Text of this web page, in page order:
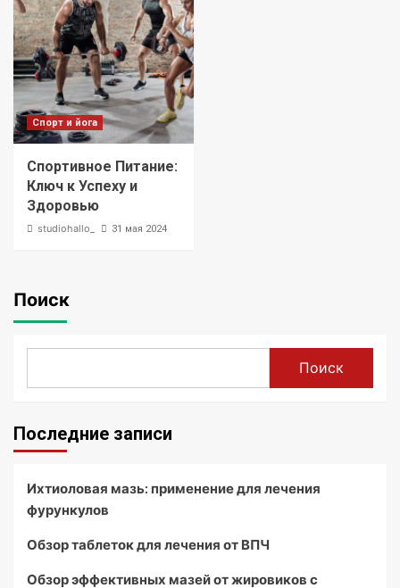
Спорт и йога
Спортивное Питание:
Ключ к Успеху и
Здоровью
studiohallo_ 31 мая 2024
Поиск
Поиск
Последние записи
Ихтиоловая мазь: применение для лечения
фурункулов
Обзор таблеток для лечения от ВПЧ
Обзор эффективных мазей от жировиков с